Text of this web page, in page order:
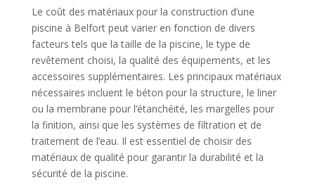
Le coût des matériaux pour la construction d’une
piscine à Belfort peut varier en fonction de divers
facteurs tels que la taille de la piscine, le type de
revêtement choisi, la qualité des équipements, et les
accessoires supplémentaires. Les principaux matériaux
nécessaires incluent le béton pour la structure, le liner
ou la membrane pour l’étanchéité, les margelles pour
la finition, ainsi que les systèmes de filtration et de
traitement de l’eau. Il est essentiel de choisir des
matériaux de qualité pour garantir la durabilité et la
sécurité de la piscine.